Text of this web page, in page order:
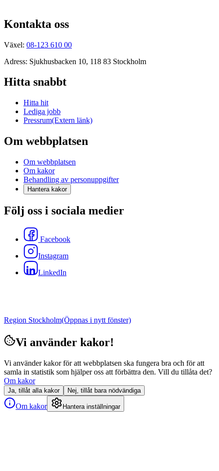
Kontakta oss
Växel: 08-123 610 00
Adress: Sjukhusbacken 10, 118 83 Stockholm
Hitta snabbt
Hitta hit
Lediga jobb
Pressrum(Extern länk)
Om webbplatsen
Om webbplatsen
Om kakor
Behandling av personuppgifter
Hantera kakor
Följ oss i sociala medier
Facebook
Instagram
LinkedIn
Region Stockholm(Öppnas i nytt fönster)
Vi använder kakor!
Vi använder kakor för att webbplatsen ska fungera bra och för att
samla in statistik som hjälper oss att förbättra den. Vill du tillåta det?
Om kakor
Ja, tillåt alla kakor Nej, tillåt bara nödvändiga
Om kakor Hantera inställningar